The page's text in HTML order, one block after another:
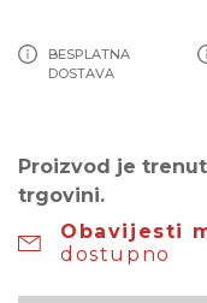
BESPLATNA
DOSTAVA
Proizvod je
trgovini.
Obavijesti
dostupno